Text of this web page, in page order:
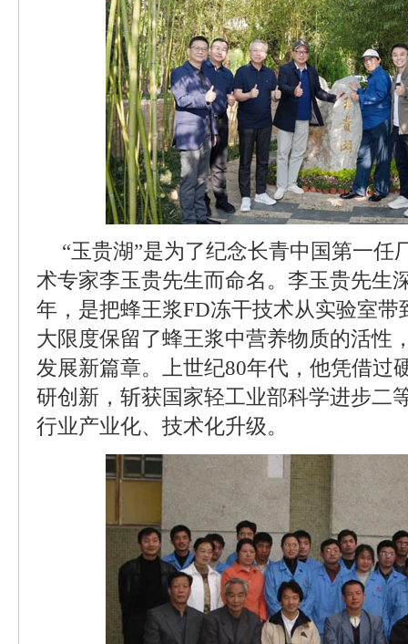
“玉贵湖”是为了纪念长青中国第一任
术专家李玉贵先生而命名。李玉贵先生
年，是把蜂王浆FD冻干技术从实验室
大限度保留了蜂王浆中营养物质的活性
发展新篇章。上世纪80年代，他凭借过
研创新，斩获国家轻工业部科学进步二
行业产业化、技术化升级。